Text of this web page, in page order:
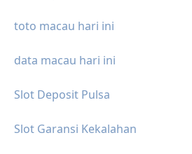
toto macau hari ini
data macau hari ini
Slot Deposit Pulsa
Slot Garansi Kekalahan